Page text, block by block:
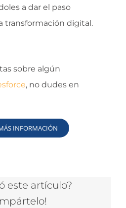
a dar el paso
transformación digital.
sobre algún
, no dudes en
INFORMACIÓN
este artículo?